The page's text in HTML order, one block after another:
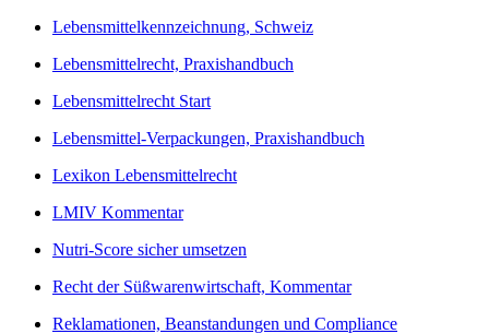
Lebensmittelkennzeichnung, Schweiz
Lebensmittelrecht, Praxishandbuch
Lebensmittelrecht Start
Lebensmittel-Verpackungen, Praxishandbuch
Lexikon Lebensmittelrecht
LMIV Kommentar
Nutri-Score sicher umsetzen
Recht der Süßwarenwirtschaft, Kommentar
Reklamationen, Beanstandungen und Compliance